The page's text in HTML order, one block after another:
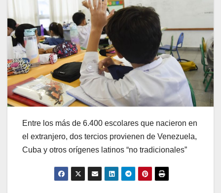
Entre los más de 6.400 escolares que nacieron en
el extranjero, dos tercios provienen de Venezuela,
Cuba y otros orígenes latinos “no tradicionales”